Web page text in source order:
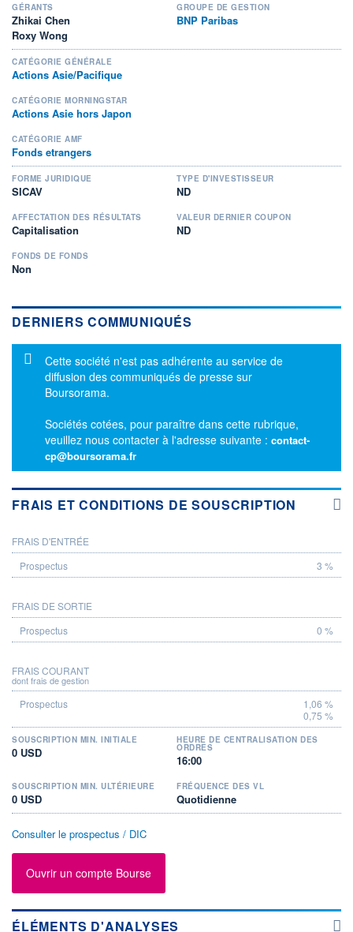
GÉRANTS
Zhikai Chen
Roxy Wong
GROUPE DE GESTION
BNP Paribas
CATÉGORIE GÉNÉRALE
Actions Asie/Pacifique
CATÉGORIE MORNINGSTAR
Actions Asie hors Japon
CATÉGORIE AMF
Fonds etrangers
FORME JURIDIQUE
SICAV
TYPE D'INVESTISSEUR
ND
AFFECTATION DES RÉSULTATS
Capitalisation
VALEUR DERNIER COUPON
ND
FONDS DE FONDS
Non
DERNIERS COMMUNIQUÉS
Message d'information
Cette société n'est pas adhérente au service de
diffusion des communiqués de presse sur
Boursorama.
Sociétés cotées, pour paraître dans cette rubrique,
veuillez nous contacter à l'adresse suivante : contact-
cp@boursorama.fr
FRAIS ET CONDITIONS DE SOUSCRIPTION
PROSPECTUS
FRAIS D'ENTRÉE
3 %
FRAIS DE SORTIE
0 %
FRAIS COURANT
dont frais de gestion
1,06 %
0,75 %
SOUSCRIPTION MIN. INITIALE
0 USD
HEURE DE CENTRALISATION DES
ORDRES
16:00
SOUSCRIPTION MIN. ULTÉRIEURE
0 USD
FRÉQUENCE DES VL
Quotidienne
Consulter le prospectus / DIC
Ouvrir un compte Bourse
ÉLÉMENTS D'ANALYSES